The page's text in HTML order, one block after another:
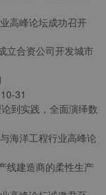
高峰论坛成功召开
立合资公司开发城市
31
到实践，全面演绎数
海洋工程行业高峰论
线建造商的柔性生产